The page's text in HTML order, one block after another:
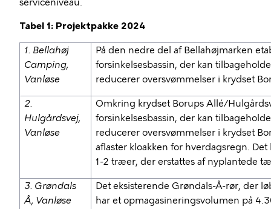
serviceniveau.
Tabel 1: Projektpakke 2024
1. Bellahøj
Camping,
Vanløse
På den nedre del af Bellahøjmarken
forsinkelsesbassin, der kan
reducerer oversvømmelser i krydset
2.
Hulgårdsvej,
Vanløse
Omkring krydset Borups Allé/
forsinkelsesbassin, der kan
reducerer oversvømmelser i krydset
aflaster kloakken for hverdagsregn.
1-2 træer, der erstattes af nyplantede
3. Grøndals
Å, Vanløse
Det eksisterende Grøndals-Å-rør, der
har et opmagasineringsvolumen på